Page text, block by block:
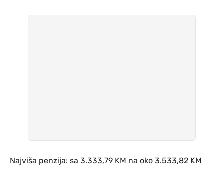
Najviša penzija: sa 3.333,79 KM na oko 3.533,82 KM